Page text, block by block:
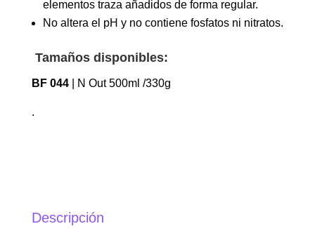
elementos traza añadidos de forma regular.
No altera el pH y no contiene fosfatos ni nitratos.
Tamaños disponibles:
BF 044 | N Out 500ml /330g
.
Descripción